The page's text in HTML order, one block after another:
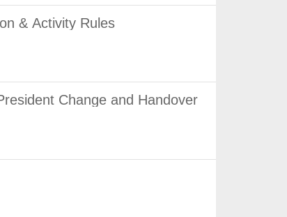
& Activity Rules
Change and Handover